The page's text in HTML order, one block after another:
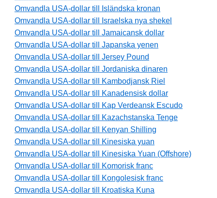
Omvandla USA-dollar till Isländska kronan
Omvandla USA-dollar till Israelska nya shekel
Omvandla USA-dollar till Jamaicansk dollar
Omvandla USA-dollar till Japanska yenen
Omvandla USA-dollar till Jersey Pound
Omvandla USA-dollar till Jordaniska dinaren
Omvandla USA-dollar till Kambodjansk Riel
Omvandla USA-dollar till Kanadensisk dollar
Omvandla USA-dollar till Kap Verdeansk Escudo
Omvandla USA-dollar till Kazachstanska Tenge
Omvandla USA-dollar till Kenyan Shilling
Omvandla USA-dollar till Kinesiska yuan
Omvandla USA-dollar till Kinesiska Yuan (Offshore)
Omvandla USA-dollar till Komorisk franc
Omvandla USA-dollar till Kongolesisk franc
Omvandla USA-dollar till Kroatiska Kuna